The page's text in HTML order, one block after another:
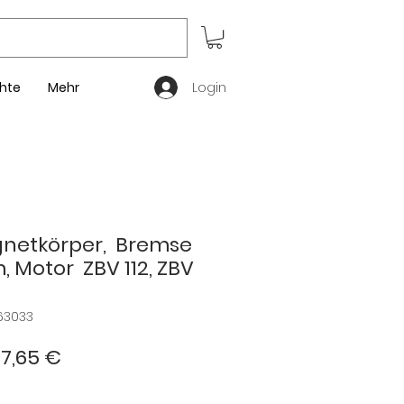
Login
Mehr
Bremse
Motor ZBV 112, ZBV
€